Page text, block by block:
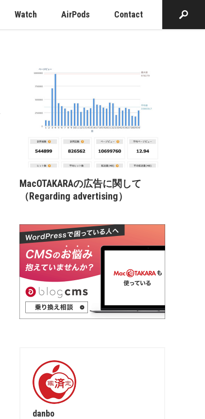
Watch AirPods Contact
MacOTAKARAの広告に関して
（Regarding advertising）
danbo